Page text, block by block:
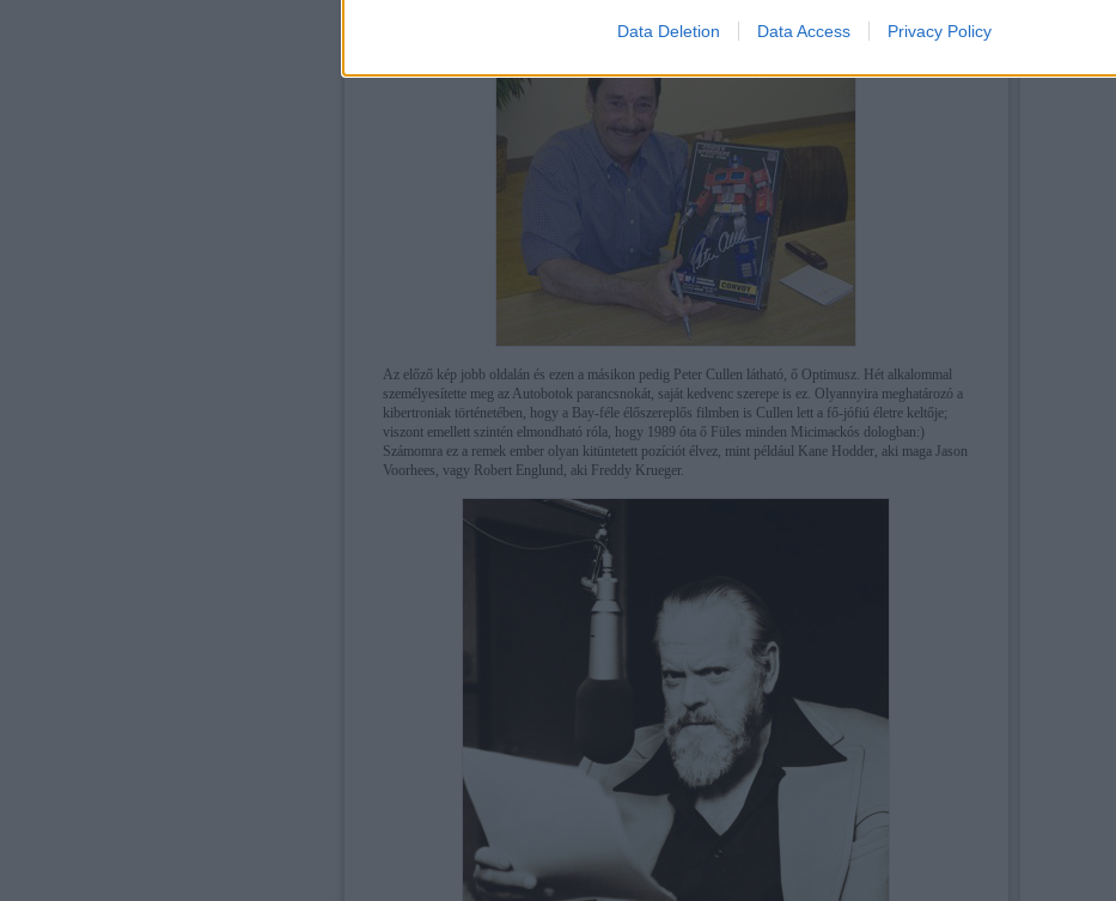
Data Deletion Data Access Privacy Policy
Az előző kép jobb oldalán és ezen a másikon pedig Peter Cullen látható, ő Optimusz. Hét alkalommal
személyesítette meg az Autobotok parancsnokát, saját kedvenc szerepe is ez. Olyannyira meghatározó a
kibertroniak történetében, hogy a Bay-féle élőszereplős filmben is Cullen lett a fő-jófiú életre keltője;
viszont emellett szintén elmondható róla, hogy 1989 óta ő Füles minden Micimackós dologban:)
Számomra ez a remek ember olyan kitüntetett pozíciót élvez, mint például Kane Hodder, aki maga Jason
Voorhees, vagy Robert Englund, aki Freddy Krueger.